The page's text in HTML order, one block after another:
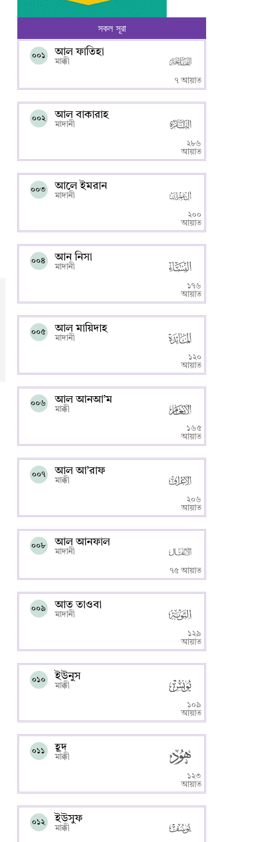
সকল সূরা
০০১ আল ফাতিহা
মাক্কী
৭ আয়াত
০০২ আল বাকারাহ
মাদানী
২৮৬
আয়াত
০০৩ আলে ইমরান
মাদানী
২০০
আয়াত
০০৪ আন নিসা
মাদানী
১৭৬
আয়াত
০০৫ আল মায়িদাহ
মাদানী
১২০
আয়াত
০০৬ আল আনআ’ম
মাক্কী
১৬৫
আয়াত
০০৭ আল আ’রাফ
মাক্কী
২০৬
আয়াত
০০৮ আল আনফাল
মাদানী
৭৫ আয়াত
০০৯ আত তাওবা
মাদানী
১২৯
আয়াত
০১০ ইউনুস
মাক্কী
১০৯
আয়াত
০১১ হূদ
মাক্কী
১২৩
আয়াত
০১২ ইউসুফ
মাক্কী